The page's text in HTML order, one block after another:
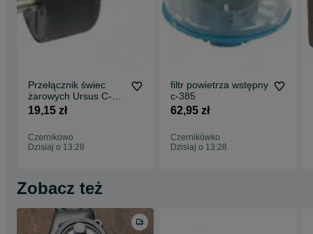
Przełącznik świec
żarowych Ursus C-
330
19,15 zł
Czernikowo
Dzisiaj o 13:28
filtr powietrza wstępny
c-385
62,95 zł
Czernikówko
Dzisiaj o 13:28
Zobacz też